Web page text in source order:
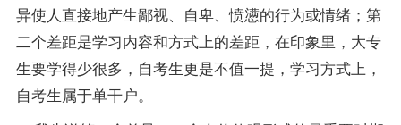
异使人直接地产生鄙视、自卑、愤懑的行为或情绪；第
二个差距是学习内容和方式上的差距，在印象里，大专
生要学得少很多，自考生更是不值一提，学习方式上，
自考生属于单干户。